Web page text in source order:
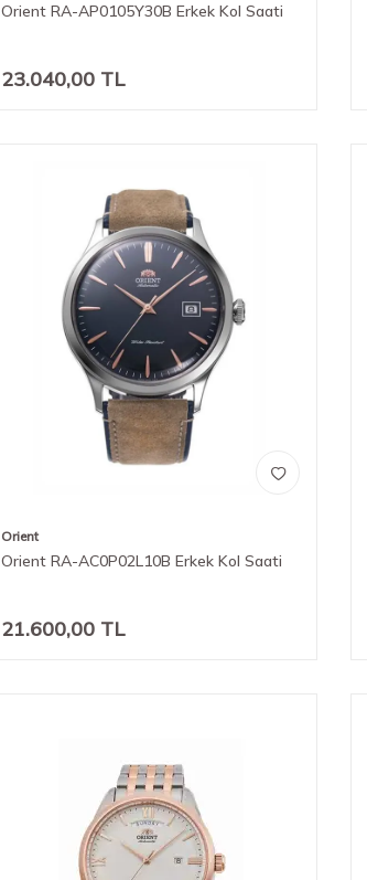
Orient RA-AP0105Y30B Erkek Kol Saati
23.040,00 TL
Orient
Orient RA-AC0P02L10B Erkek Kol Saati
21.600,00 TL